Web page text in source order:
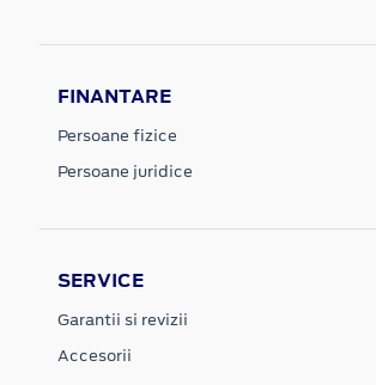
FINANTARE
Persoane fizice
Persoane juridice
SERVICE
Garantii si revizii
Accesorii